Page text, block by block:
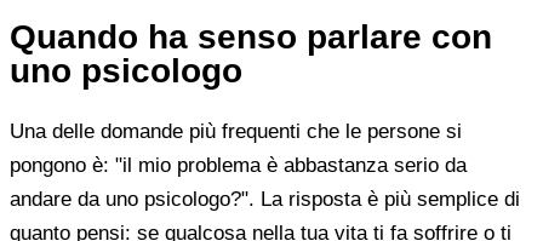
Quando ha senso parlare con
uno psicologo
Una delle domande più frequenti che le persone si
pongono è: "il mio problema è abbastanza serio da
andare da uno psicologo?". La risposta è più semplice di
quanto pensi: se qualcosa nella tua vita ti fa soffrire o ti